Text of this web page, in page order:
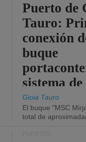
Puerto de
Tauro:
conexión
buque
sistema
la red
Gioia Tauro
El buque "MSC
total de